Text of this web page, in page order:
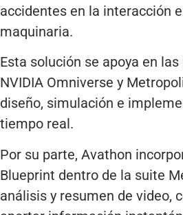
accidentes en la interacción
maquinaria.
Esta solución se apoya en
NVIDIA Omniverse y
diseño, simulación e
tiempo real.
Por su parte, Avathon
Blueprint dentro de la suite
análisis y resumen de video,